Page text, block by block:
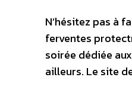
N’hésitez pas à
ferventes
soirée dédiée
ailleurs. Le site